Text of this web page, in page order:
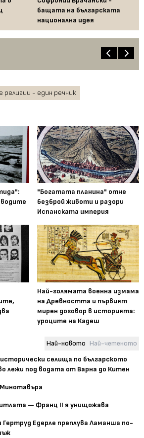
бащата на българската
национална идея
религии - един речник
"Богатата планина" отне
безброй животи и разори
Испанската империя
Най-голямата военна измама
на Древността и първият
мирен договор в историята:
уроците на Кадеш
Най-новото Най-четеното
селища по българското
лежи под водата от Варна до Китен
— Франц II я унищожава
Гертруд Едерле преплува Ламанша по-